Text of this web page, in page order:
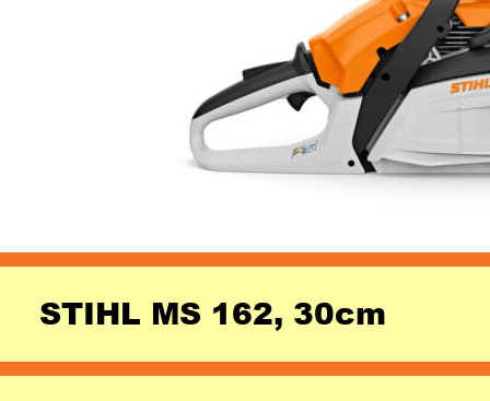
STIHL MS 162, 30cm